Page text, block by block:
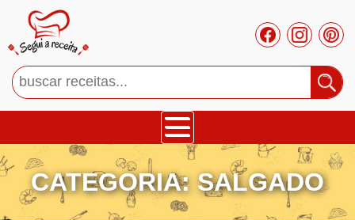
Bolos
Tortas
CATEGORIA: SALGADO